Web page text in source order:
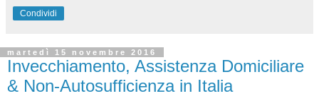
Condividi
martedì 15 novembre 2016
Invecchiamento, Assistenza Domiciliare
& Non-Autosufficienza in Italia